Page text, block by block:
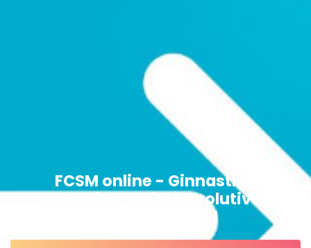
FCSM online - Ginnastica
correttiva nell'età evolutiva -
Recupero Mod.1